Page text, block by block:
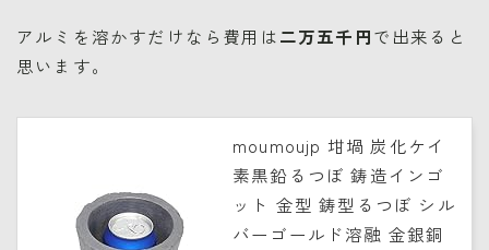
アルミを溶かすだけなら費用は二万五千円で出来ると
思います。
moumoujp 坩堝 炭化ケイ
素黒鉛るつぼ 鋳造インゴ
ット 金型 鋳型るつぼ シル
バーゴールド溶融 金銀銅